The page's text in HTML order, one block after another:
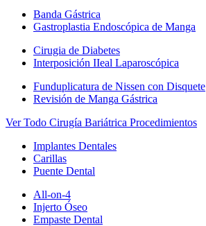
Banda Gástrica
Gastroplastia Endoscópica de Manga
Cirugia de Diabetes
Interposición IIeal Laparoscópica
Funduplicatura de Nissen con Disquete
Revisión de Manga Gástrica
Ver Todo Cirugía Bariátrica Procedimientos
Implantes Dentales
Carillas
Puente Dental
All-on-4
Injerto Óseo
Empaste Dental